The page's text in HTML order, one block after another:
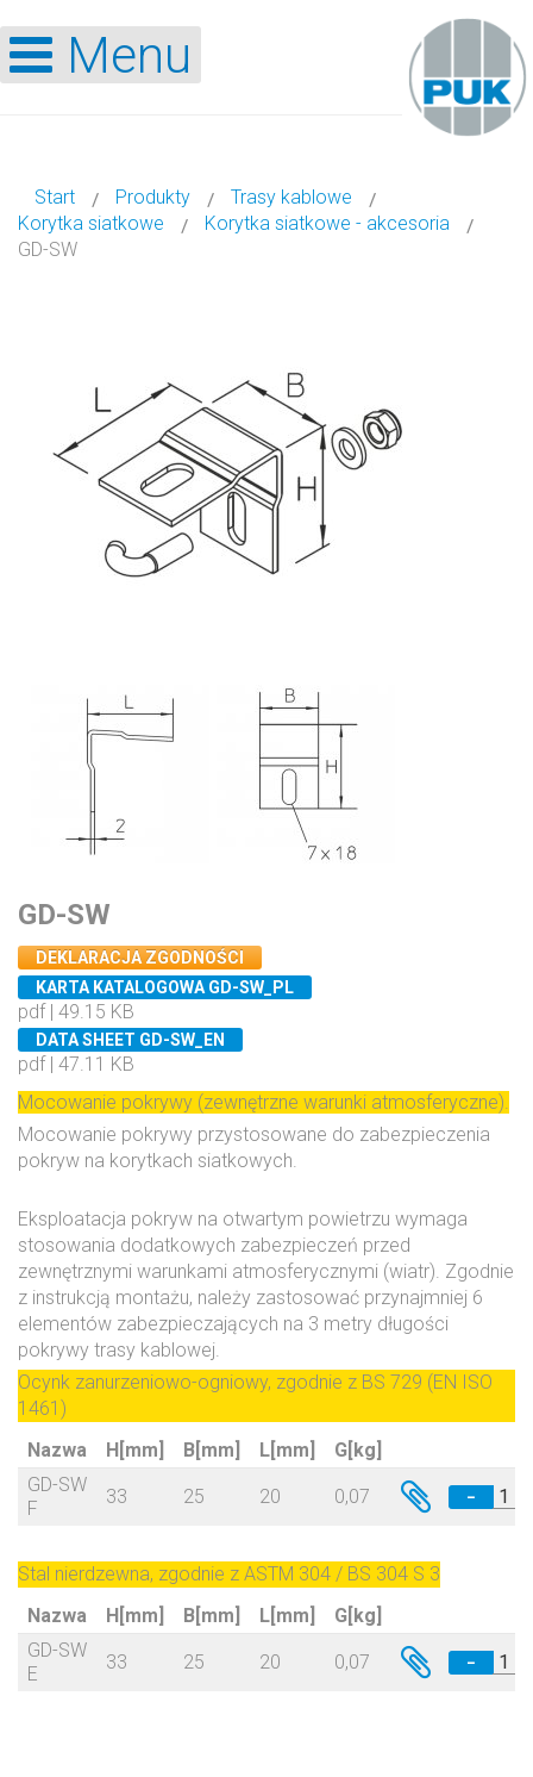
Menu
Start Produkty
Trasy kablowe
Korytka siatkowe
Korytka siatkowe - akcesoria
GD-SW
GD-SW
DEKLARACJA ZGODNOŚCI
KARTA KATALOGOWA GD-SW_PL
pdf | 49.15 KB
DATA SHEET GD-SW_EN
pdf | 47.11 KB
Mocowanie pokrywy (zewnętrzne warunki atmosferyczne).
Mocowanie pokrywy przystosowane do zabezpieczenia
pokryw na korytkach siatkowych.
Eksploatacja pokryw na otwartym powietrzu wymaga
stosowania dodatkowych zabezpieczeń przed
zewnętrznymi warunkami atmosferycznymi (wiatr). Zgodnie
z instrukcją montażu, należy zastosować przynajmniej 6
elementów zabezpieczających na 3 metry długości
pokrywy trasy kablowej.
Ocynk zanurzeniowo-ogniowy, zgodnie z BS 729 (EN ISO
1461)
Nazwa
H[mm] B[mm] L[mm]
G[kg]
GD-SW
F
33 25 20 0,07 −
Stal nierdzewna, zgodnie z ASTM 304 / BS 304 S 3
Nazwa
H[mm] B[mm] L[mm]
G[kg]
GD-SW
E
33 25 20 0,07 −